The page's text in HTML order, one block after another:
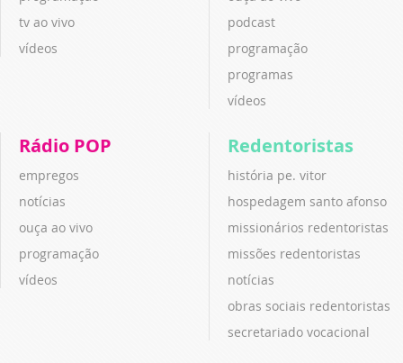
tv ao vivo
vídeos
podcast
programação
programas
vídeos
Rádio POP
empregos
notícias
ouça ao vivo
programação
vídeos
Redentoristas
história pe. vitor
hospedagem santo afonso
missionários redentoristas
missões redentoristas
notícias
obras sociais redentoristas
secretariado vocacional